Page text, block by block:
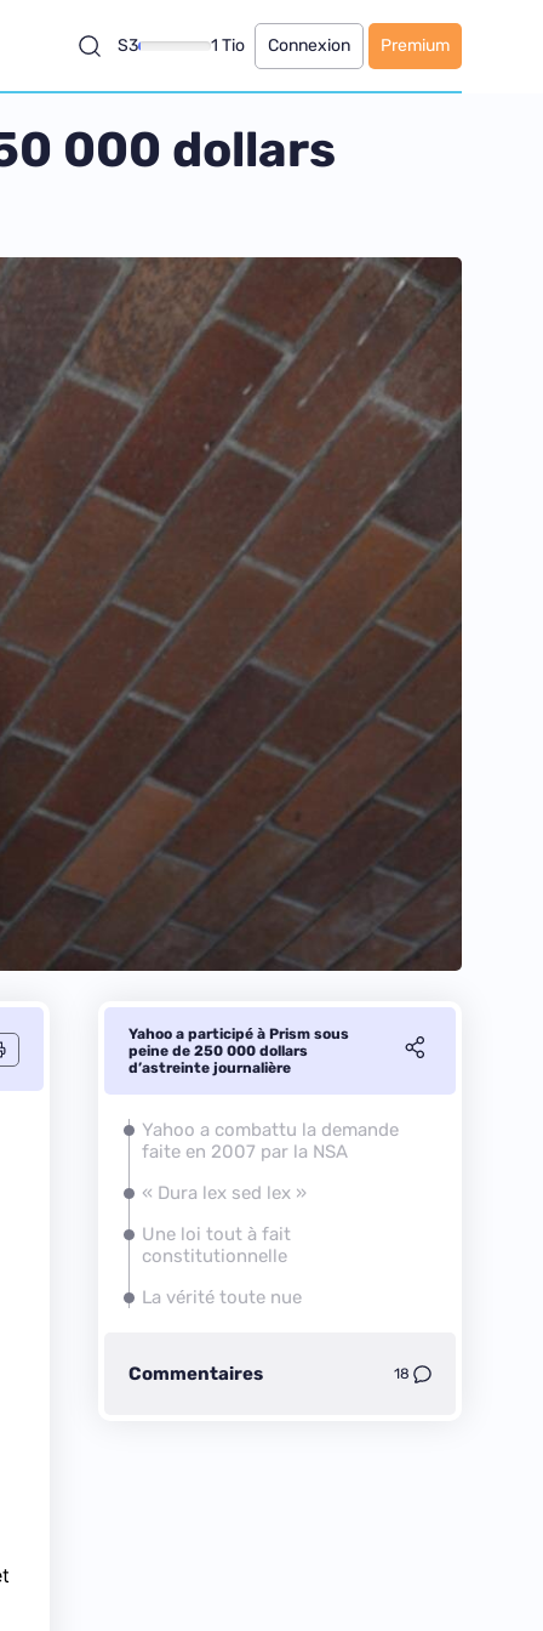
S3 1 Tio Connexion Premium
000 dollars
Yahoo a participé à Prism sous
peine de 250 000 dollars
d’astreinte journalière
Yahoo a combattu la demande
faite en 2007 par la NSA
« Dura lex sed lex »
Une loi tout à fait
constitutionnelle
La vérité toute nue
Commentaires 18